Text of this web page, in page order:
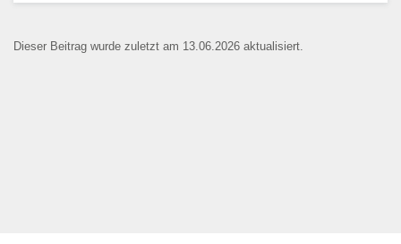
Name der Bildungseinrichtung*
Dieser Beitrag wurde zuletzt am 13.06.2026 aktualisiert.